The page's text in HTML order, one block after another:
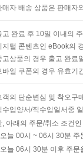
매자 배송 상품은 판매자
고 완료 후 10일 이내의
지털 콘텐츠인 eBook의
고상품의 경우 출고 완료
바일 쿠폰의 경우 유효기
객의 단순변심 및 착오구
수입양서/직수입일서중
, 아래의 주문/취소 조건
오늘 00시 ~ 06시 30분
오늘 06시 30분 이후 주